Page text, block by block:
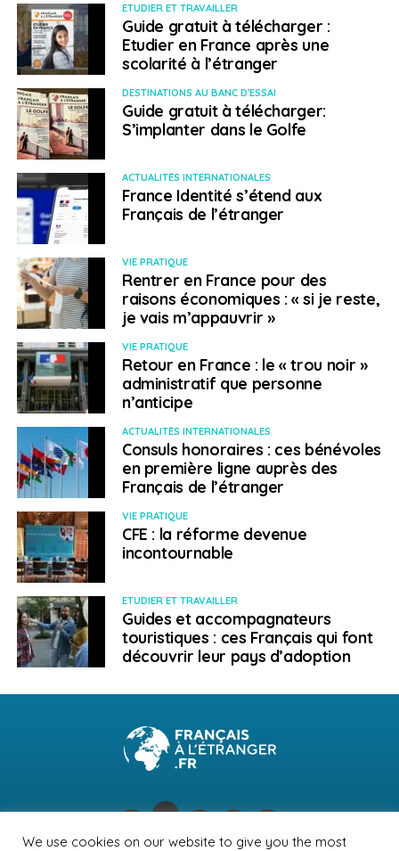
ETUDIER ET TRAVAILLER
Guide gratuit à télécharger :
Etudier en France après une
scolarité à l’étranger
DESTINATIONS AU BANC D'ESSAI
Guide gratuit à télécharger:
S’implanter dans le Golfe
ACTUALITÉS INTERNATIONALES
France Identité s’étend aux
Français de l’étranger
VIE PRATIQUE
Rentrer en France pour des
raisons économiques : « si je reste,
je vais m’appauvrir »
VIE PRATIQUE
Retour en France : le « trou noir »
administratif que personne
n’anticipe
ACTUALITÉS INTERNATIONALES
Consuls honoraires : ces bénévoles
en première ligne auprès des
Français de l’étranger
VIE PRATIQUE
CFE : la réforme devenue
incontournable
ETUDIER ET TRAVAILLER
Guides et accompagnateurs
touristiques : ces Français qui font
découvrir leur pays d’adoption
We use cookies on our website to give you the most